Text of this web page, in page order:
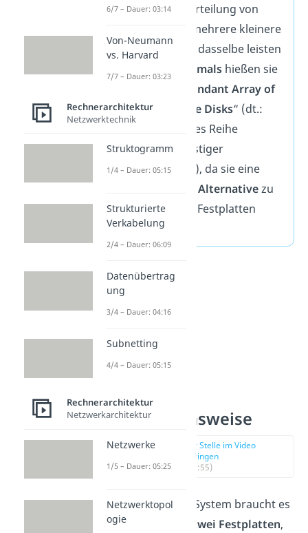
dass die Verteilung von
Daten auf mehrere kleinere
Festplatten dasselbe leisten
Damals hießen sie
Redundant Array of
Inexpensive Disks“ (dt.:
Redundantes Reihe
kostengünstiger
Festplatten), da sie eine
günstigere Alternativezu
den teuren Festplatten
waren.
RAID —
Funktionsweise
zur Stelle im Video
springen
(00:55)
Für ein RAID-System braucht es
mindestens zwei Festplatten,
6/7 – Dauer: 03:14
Von-Neumann
vs. Harvard
7/7 – Dauer: 03:23
Rechnerarchitektur
Netzwerktechnik
Struktogramm
1/4 – Dauer: 05:15
Strukturierte
Verkabelung
2/4 – Dauer: 06:09
Datenübertrag
ung
3/4 – Dauer: 04:16
Subnetting
4/4 – Dauer: 05:15
Rechnerarchitektur
Netzwerkarchitektur
Netzwerke
1/5 – Dauer: 05:25
Netzwerktopol
ogie